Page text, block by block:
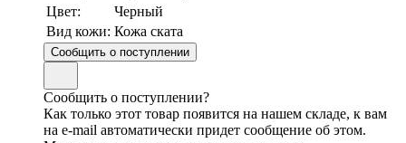
Цвет:
Черный
Вид кожи: Кожа ската
Сообщить о поступлении
Сообщить о поступлении?
Как только этот товар появится на нашем складе, к вам
на e-mail автоматически придет сообщение об этом.